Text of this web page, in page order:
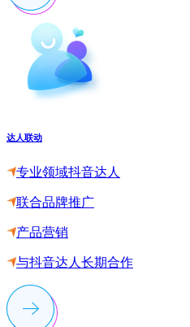
达人联动
专业领域抖音达人
联合品牌推广
产品营销
与抖音达人长期合作